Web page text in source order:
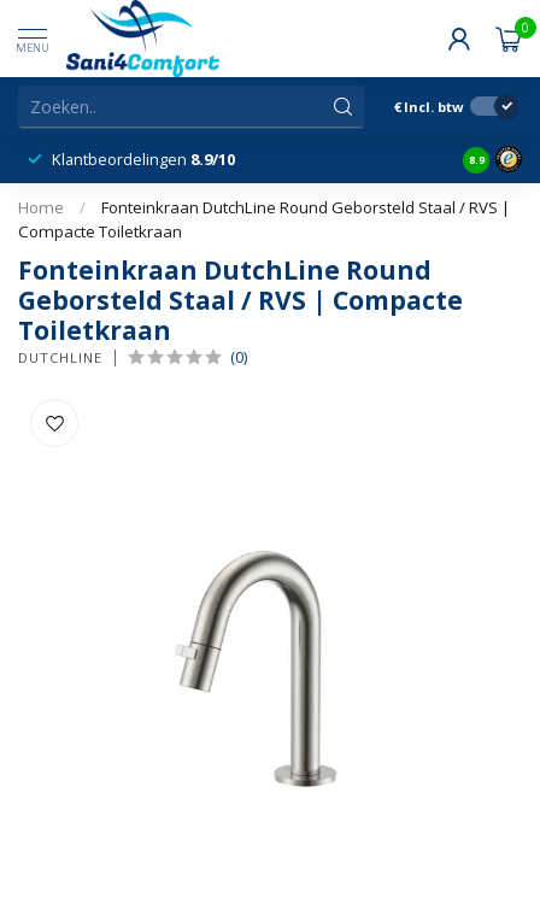
MENU
0
€ Incl. btw
Klantbeordelingen 8.9/10 8.9
Home /
Fonteinkraan DutchLine Round Geborsteld Staal / RVS |
Compacte Toiletkraan
Fonteinkraan DutchLine Round
Geborsteld Staal / RVS | Compacte
Toiletkraan
DUTCHLINE (0)